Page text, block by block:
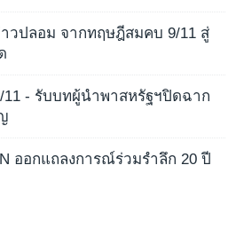
วปลอม จากทฤษฎีสมคบ 9/11 สู่
11 - รับบทผู้นำพาสหรัฐฯปิดฉาก
ออกแถลงการณ์ร่วมรำลึก 20 ปี